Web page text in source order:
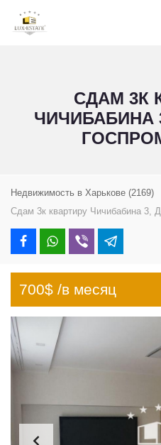
СДАМ 3К
ЧИЧИБАБИНА
Недвижимость в Харькове (2169)
Сдам 3к квартиру Чичибабина 3,
700$ /в месяц